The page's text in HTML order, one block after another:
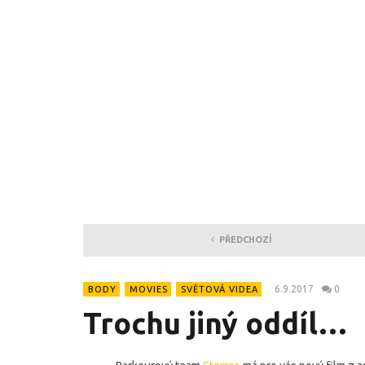
PŘEDCHOZÍ
BODY MOVIES SVĚTOVÁ VIDEA 6.9.2017 0
Trochu jiný oddíl…